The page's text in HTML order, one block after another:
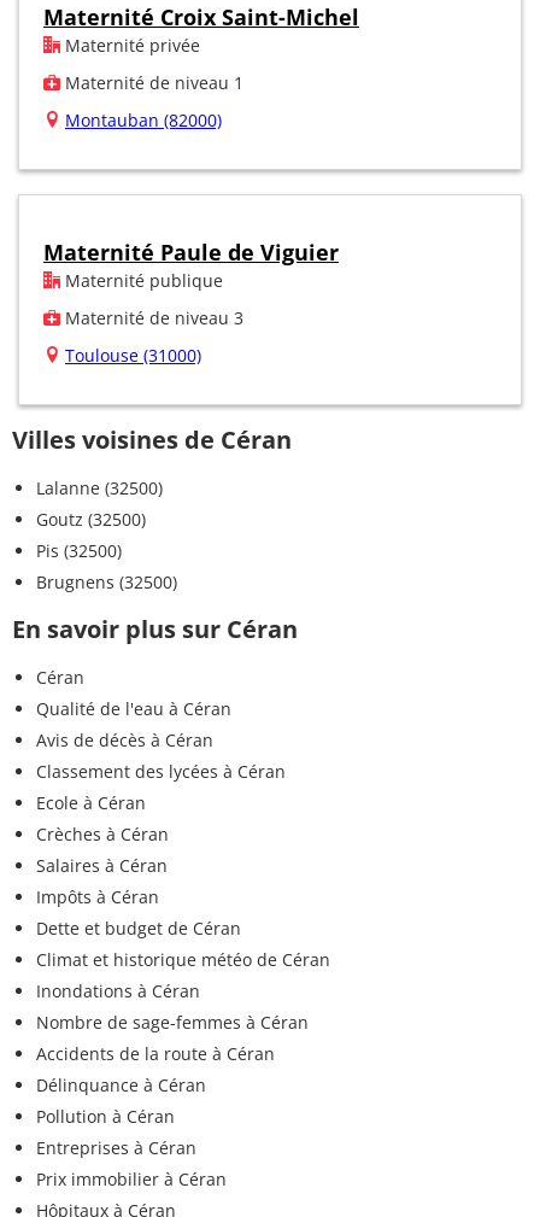
Maternité Croix Saint-Michel
Maternité privée
Maternité de niveau 1
Montauban (82000)
Maternité Paule de Viguier
Maternité publique
Maternité de niveau 3
Toulouse (31000)
Villes voisines de Céran
Lalanne (32500)
Goutz (32500)
Pis (32500)
Brugnens (32500)
En savoir plus sur Céran
Céran
Qualité de l'eau à Céran
Avis de décès à Céran
Classement des lycées à Céran
Ecole à Céran
Crèches à Céran
Salaires à Céran
Impôts à Céran
Dette et budget de Céran
Climat et historique météo de Céran
Inondations à Céran
Nombre de sage-femmes à Céran
Accidents de la route à Céran
Délinquance à Céran
Pollution à Céran
Entreprises à Céran
Prix immobilier à Céran
Hôpitaux à Céran